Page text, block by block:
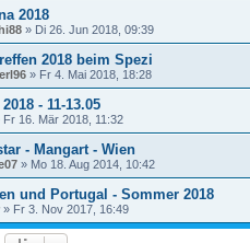
2018
» Di 26. Jun 2018, 09:39
2018 beim Spezi
» Fr 4. Mai 2018, 18:28
- 11-13.05
Fr 16. Mär 2018, 11:32
- Mangart - Wien
» Mo 18. Aug 2014, 10:42
und Portugal - Sommer 2018
» Fr 3. Nov 2017, 16:49